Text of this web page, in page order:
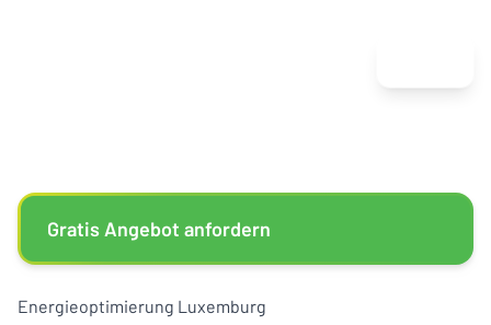
Energieoptimierung Luxemburg
Gratis Angebot anfordern